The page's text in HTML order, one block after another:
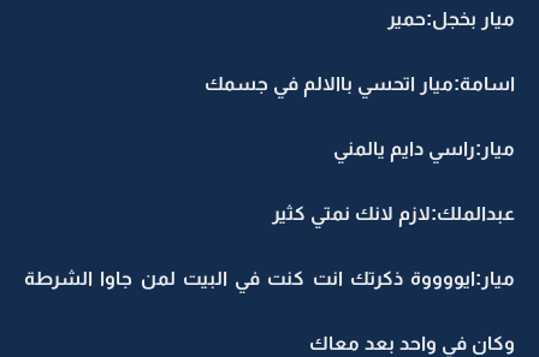
ميار بخجل:حمير
اسامة:ميار اتحسي باالالم في جسمك
ميار:راسي دايم يالمني
عبدالملك:لازم لانك نمتي كثير
ميار:ايووووة ذكرتك انت كنت في البيت لمن جاوا الشرطة
وكان في واحد بعد معاك